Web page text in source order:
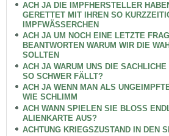
ACH JA DIE IMPFHERSTELLER
GERETTET MIT IHREN SO
IMPFWÄSSERCHEN
ACH JA UM NOCH EINE LETZTE
BEANTWORTEN WARUM WIR DIE
SOLLTEN
ACH JA WARUM UNS DIE SACHLICHE
SO SCHWER FÄLLT?
ACH JA WENN MAN ALS
WIE SCHLIMM
ACH WANN SPIELEN SIE BLOSS
ALIENKARTE AUS?
ACHTUNG KRIEGSZUSTAND IN DEN